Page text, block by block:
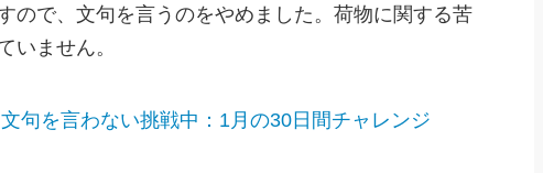
ので、文句を言うのをやめました。荷物に関する苦
いません。
句を言わない挑戦中：1月の30日間チャレンジ